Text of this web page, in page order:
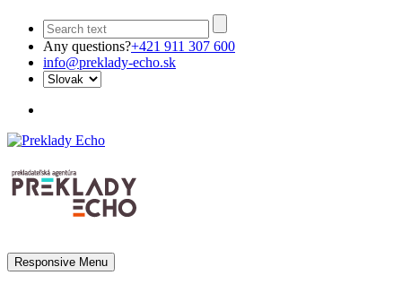
Any questions?+421 911 307 600
info@preklady-echo.sk
Responsive Menu